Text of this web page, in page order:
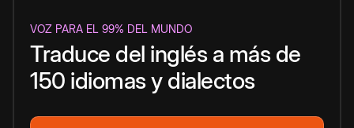
VOZ PARA EL 99% DEL MUNDO
Traduce del inglés a más de
150 idiomas y dialectos